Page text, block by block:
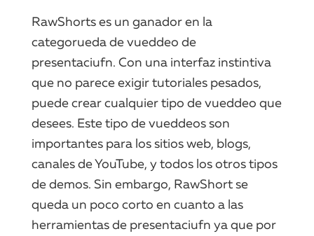
RawShorts es un ganador en la
categorueda de vueddeo de
presentaciufn. Con una interfaz instintiva
que no parece exigir tutoriales pesados,
puede crear cualquier tipo de vueddeo que
desees. Este tipo de vueddeos son
importantes para los sitios web, blogs,
canales de YouTube, y todos los otros tipos
de demos. Sin embargo, RawShort se
queda un poco corto en cuanto a las
herramientas de presentaciufn ya que por